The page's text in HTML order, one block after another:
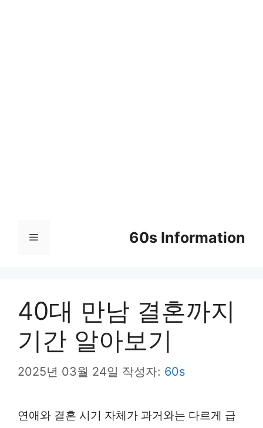
60s Information
메
40대 만남 결혼까지
기간 알아보기
2025년 03월 24일 작성자: 60s
연애와 결혼 시기 자체가 과거와는 다르게 급